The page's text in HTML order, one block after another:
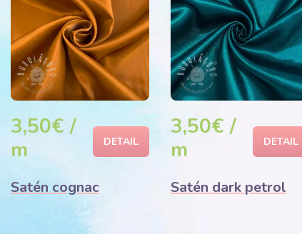
3,50€ /
m
DETAIL
Satén cognac
3,50€ /
m
DETAIL
Satén dark petrol